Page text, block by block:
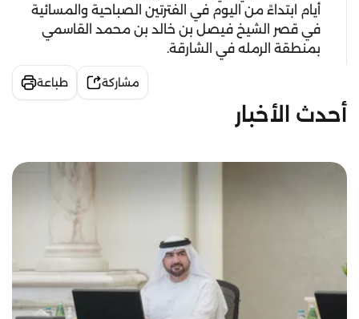
أيام ابتداءً من اليوم في الفترتين الصباحية والمسائية
في قصر الشيخ فيصل بن خالد بن محمد القاسمي
بمنطقة الرمله في الشارقة.
مشاركة طباعة
أحدث الأخبار